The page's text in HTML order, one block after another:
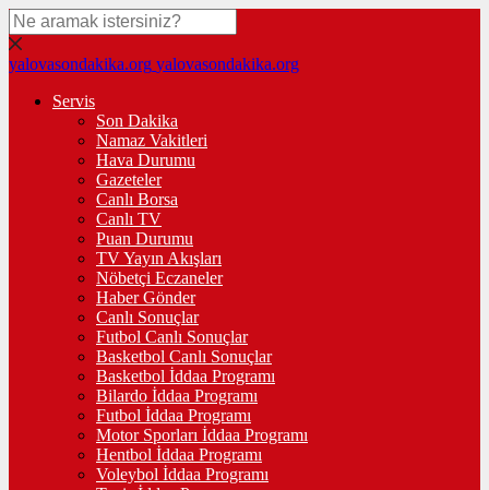
yalovasondakika.org yalovasondakika.org
Servis
Son Dakika
Namaz Vakitleri
Hava Durumu
Gazeteler
Canlı Borsa
Canlı TV
Puan Durumu
TV Yayın Akışları
Nöbetçi Eczaneler
Haber Gönder
Canlı Sonuçlar
Futbol Canlı Sonuçlar
Basketbol Canlı Sonuçlar
Basketbol İddaa Programı
Bilardo İddaa Programı
Futbol İddaa Programı
Motor Sporları İddaa Programı
Hentbol İddaa Programı
Voleybol İddaa Programı